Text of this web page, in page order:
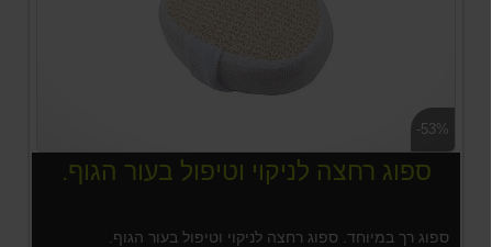
-53%
ספוג רחצה לניקוי וטיפול בעור הגוף.
ספוג רך במיוחד. ספוג רחצה לניקוי וטיפול בעור הגוף.